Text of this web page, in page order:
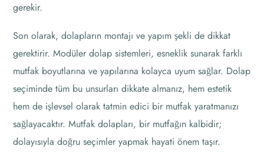
gerekir.
Son olarak, dolapların montajı ve yapım şekli de dikkat
gerektirir. Modüler dolap sistemleri, esneklik sunarak farklı
mutfak boyutlarına ve yapılarına kolayca uyum sağlar. Dolap
seçiminde tüm bu unsurları dikkate almanız, hem estetik
hem de işlevsel olarak tatmin edici bir mutfak yaratmanızı
sağlayacaktır. Mutfak dolapları, bir mutfağın kalbidir;
dolayısıyla doğru seçimler yapmak hayati önem taşır.